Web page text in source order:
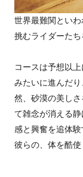
世界最難関とい
挑むライダーたち
コースは予想以
みたいに進んだ
然、砂漠の美し
て雑念が消える
感と興奮を追体
彼らの、体を酷使